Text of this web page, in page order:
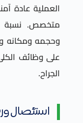
العملية عادة
متخصص. نسبة
وحجمه ومكانه
على وظائف
الجراح.
استئصال